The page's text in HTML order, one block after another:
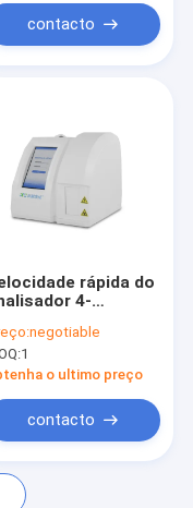
contacto
rápida do
4-
de
Poct
negotiable
1
o ultimo preço
contacto